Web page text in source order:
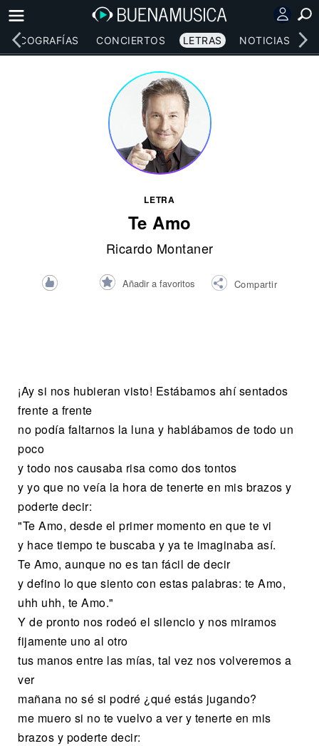
DISCOGRAFÍAS CONCIERTOS LETRAS NOTICIAS
LETRA
Te Amo
Ricardo Montaner
Añadir a favoritos Compartir
¡Ay si nos hubieran visto! Estábamos ahí sentados
frente a frente
no podía faltarnos la luna y hablábamos de todo un
poco
y todo nos causaba risa como dos tontos
y yo que no veía la hora de tenerte en mis brazos y
poderte decir:
"Te Amo, desde el primer momento en que te vi
y hace tiempo te buscaba y ya te imaginaba así.
Te Amo, aunque no es tan fácil de decir
y defino lo que siento con estas palabras: te Amo,
uhh uhh, te Amo."
Y de pronto nos rodeó el silencio y nos miramos
fijamente uno al otro
tus manos entre las mías, tal vez nos volveremos a
ver
mañana no sé si podré ¿qué estás jugando?
me muero si no te vuelvo a ver y tenerte en mis
brazos y poderte decir: